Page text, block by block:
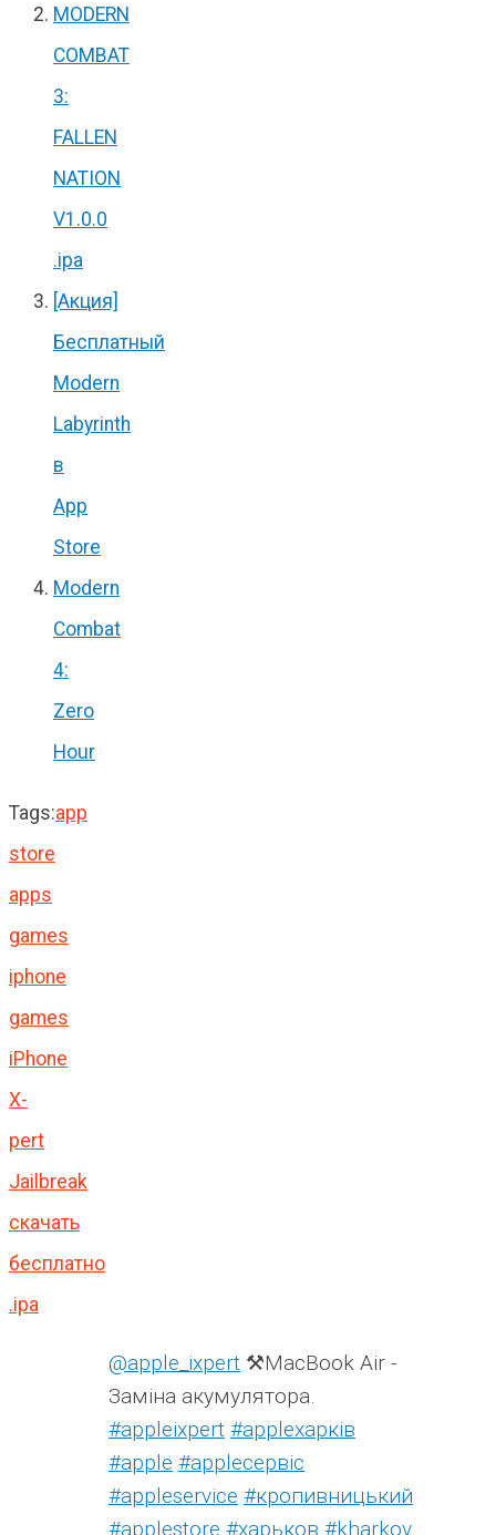
MODERN
COMBAT
3:
FALLEN
NATION
V1.0.0
.ipa
[Акция]
Бесплатный
Modern
Labyrinth
в
App
Store
Modern
Combat
4:
Zero
Hour
Tags:app
store
apps
games
iphone
games
iPhone
X-
pert
Jailbreak
скачать
бесплатно
.ipa
@apple_ixpert ⚒️MacBook Air -
Заміна акумулятора.
#appleixpert #аррleхарків
#apple #аррleсервіс
#appleservice #кропивницький
#applestore #харьков #kharkov